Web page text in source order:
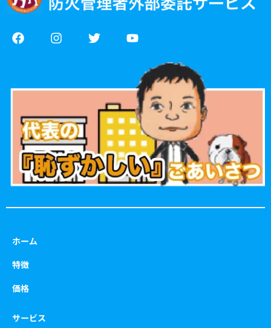
F
a
o
k
I
n
g
a
m
T
w
e
Y
o
u
b
e
ホーム
特徴
価格
サービス